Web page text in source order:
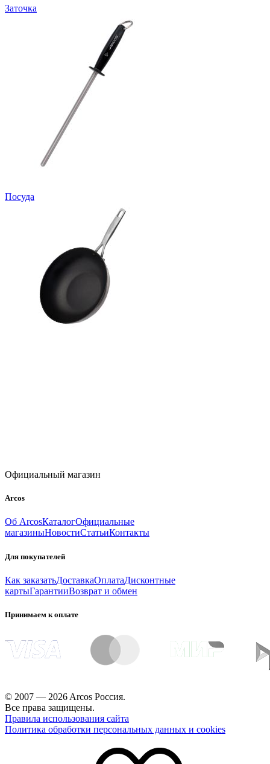
Заточка
Посуда
Официальный магазин
Arcos
Об ArcosКаталогОфициальные
магазиныНовостиСтатьиКонтакты
Для покупателей
Как заказатьДоставкаОплатаДисконтные
картыГарантииВозврат и обмен
Принимаем к оплате
© 2007 — 2026 Arcos Россия.
Все права защищены.
Правила использования сайта
Политика обработки персональных данных и cookies